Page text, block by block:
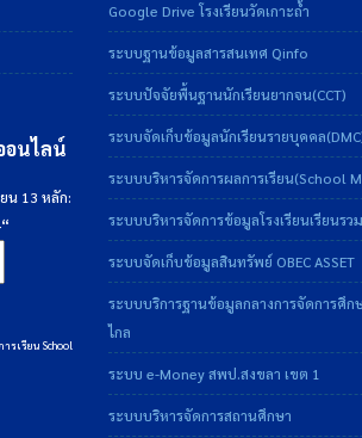
อนไลน์
น 13 หลัก:
เรียน School
Google Drive โรงเรียนวัดเกาะถ้ำ
ระบบฐานข้อมูลสารสนเทศ Qinfo
ระบบปัจจัยพื้นฐานนักเรียนยากจน(CCT)
ระบบจัดเก็บข้อมูลนักเรียนรายบุคคล
ระบบบริหารจัดการผลการเรียน(School
ระบบบริหารจัดการข้อมูลโรงเรียนเรียนรวม
ระบบจัดเก็บข้อมูลสินทรัพย์ OBEC ASSET
ระบบบริการฐานข้อมูลกลางการจัดการศึก
ไกล
ระบบ e-Money สพป.สงขลา เขต 1
ระบบบริหารจัดการสถานศึกษา